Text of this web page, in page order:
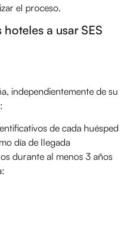
el proceso.
a usar SES
independientemente de su
de cada huésped
día de llegada
durante al menos 3 años